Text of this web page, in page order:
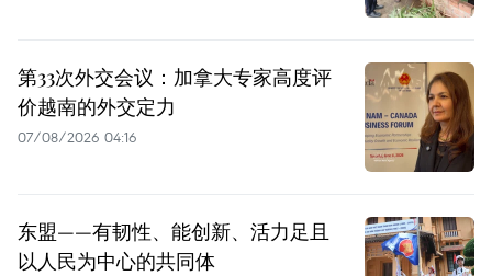
第33次外交会议：加拿大专家高度评
价越南的外交定力
07/08/2026 04:16
东盟——有韧性、能创新、活力足且
以人民为中心的共同体